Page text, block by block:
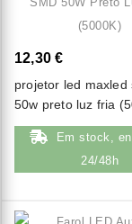
12,30 €
projetor led maxled
50w preto luz fria
Em stock,
24/48h